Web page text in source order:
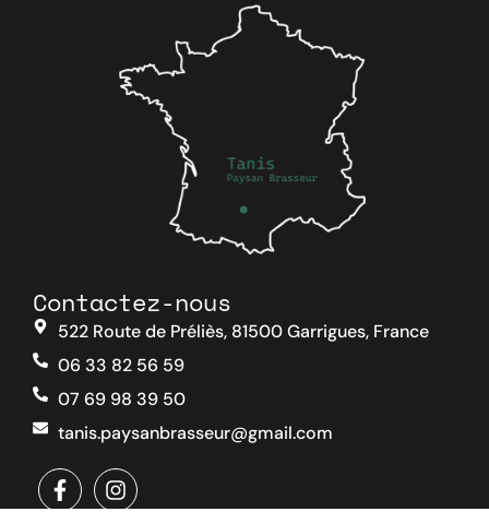
Contactez-nous
522 Route de Préliès, 81500 Garrigues, France
06 33 82 56 59
07 69 98 39 50
tanis.paysanbrasseur@gmail.com